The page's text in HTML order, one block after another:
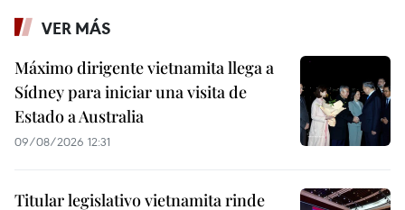
VER MÁS
Máximo dirigente vietnamita llega a
Sídney para iniciar una visita de
Estado a Australia
09/08/2026 12:31
Titular legislativo vietnamita rinde